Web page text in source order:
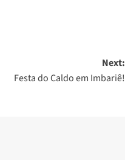
Next:
Festa do Caldo em Imbariê!